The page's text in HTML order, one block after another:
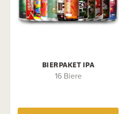
BIERPAKET IPA
16 Biere